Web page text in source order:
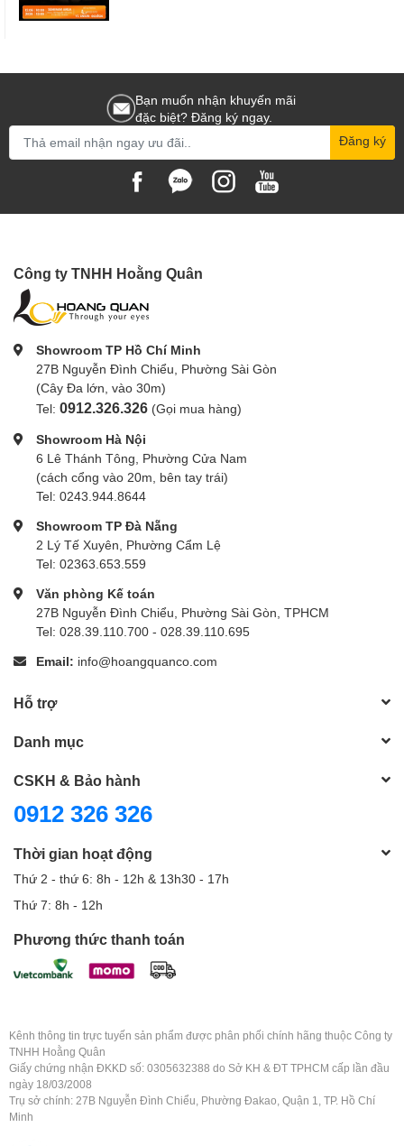
Bạn muốn nhận khuyến mãi
đặc biệt? Đăng ký ngay.
Đăng ký
Công ty TNHH Hoằng Quân
Showroom TP Hồ Chí Minh
27B Nguyễn Đình Chiểu, Phường Sài Gòn
(Cây Đa lớn, vào 30m)
Tel: 0912.326.326 (Gọi mua hàng)
Showroom Hà Nội
6 Lê Thánh Tông, Phường Cửa Nam
(cách cổng vào 20m, bên tay trái)
Tel: 0243.944.8644
Showroom TP Đà Nẵng
2 Lý Tế Xuyên, Phường Cẩm Lệ
Tel: 02363.653.559
Văn phòng Kế toán
27B Nguyễn Đình Chiểu, Phường Sài Gòn, TPHCM
Tel: 028.39.110.700 - 028.39.110.695
Email: info@hoangquanco.com
Hỗ trợ
Danh mục
CSKH & Bảo hành
0912 326 326
Thời gian hoạt động
Thứ 2 - thứ 6: 8h - 12h & 13h30 - 17h
Thứ 7: 8h - 12h
Phương thức thanh toán
Kênh thông tin trực tuyến sản phẩm được phân phối chính hãng thuộc Công ty
TNHH Hoằng Quân
Giấy chứng nhận ĐKKD số: 0305632388 do Sở KH & ĐT TPHCM cấp lần đầu
ngày 18/03/2008
Trụ sở chính: 27B Nguyễn Đình Chiểu, Phường Đakao, Quận 1, TP. Hồ Chí
Minh